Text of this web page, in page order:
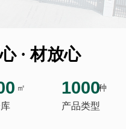
· 材放心
㎡ 1000种
产品类型